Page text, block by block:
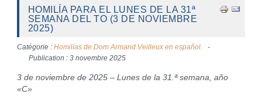
HOMILÍA PARA EL LUNES DE LA 31ª
SEMANA DEL TO (3 DE NOVIEMBRE
2025)
Catégorie : Homilías de Dom Armand Veilleux en español.
Publication : 3 novembre 2025
3 de noviembre de 2025 – Lunes de la 31.ª semana, año
«C»